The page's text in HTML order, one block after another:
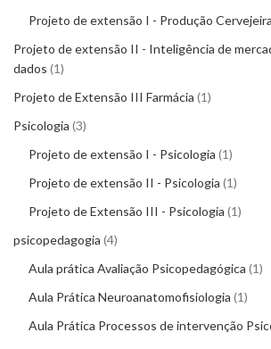
Projeto de extensão I - Produção Cervejeira
Projeto de extensão II - Inteligência de
dados 1
Projeto de Extensão III Farmácia 1
Psicologia 3
Projeto de extensão I - Psicologia 1
Projeto de extensão II - Psicologia 1
Projeto de Extensão III - Psicologia 1
psicopedagogia 4
Aula prática Avaliação Psicopedagógica 1
Aula Prática Neuroanatomofisiologia 1
Aula Prática Processos de intervenção